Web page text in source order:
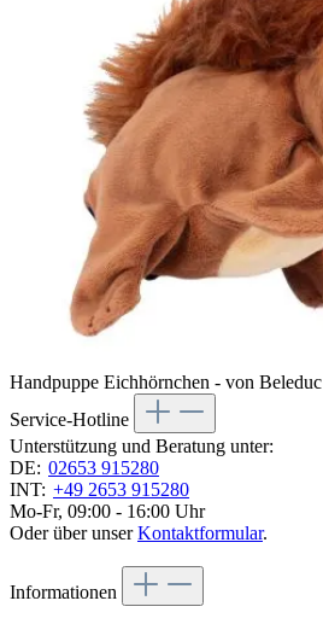
Handpuppe Eichhörnchen - von Beleduc
Service-Hotline
Unterstützung und Beratung unter:
DE: 02653 915280
INT: +49 2653 915280
Mo-Fr, 09:00 - 16:00 Uhr
Oder über unserKontaktformular.
Informationen